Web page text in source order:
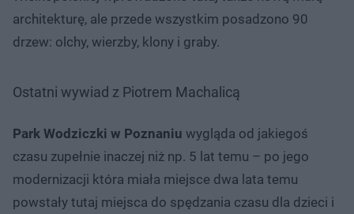
architekturę, ale przede wszystkim posadzono 90
drzew: olchy, wierzby, klony i graby.
Ostatni wywiad z Piotrem Machalicą
Park Wodziczki w Poznaniu wygląda od jakiegoś
czasu zupełnie inaczej niż np. 5 lat temu – po jego
modernizacji która miała miejsce dwa lata temu
powstały tutaj miejsca do spędzania czasu dla dzieci i